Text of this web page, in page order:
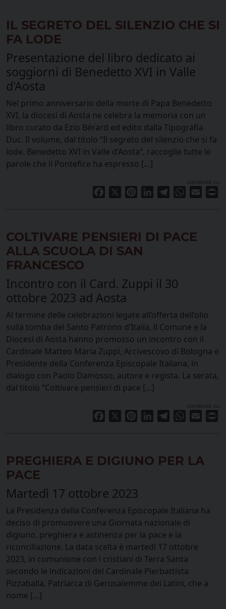
IL SEGRETO DEL SILENZIO CHE SI
FA LODE
Presentazione del libro dedicato ai
soggiorni di Benedetto XVI in Valle
d'Aosta
Nel primo anniversario della morte di Papa Benedetto
XVI, la diocesi di Aosta ne celebra la memoria con un
libro curato da Ezio Bérard ed edito dalla Tipografia
Duc. Il volume, dal titolo “Il segreto del silenzio che si fa
lode. Benedetto XVI in Valle d’Aosta“, raccoglie tutte le
parole che il Pontefice ha espresso […]
condividi su
Facebook PinterestLinkedInTelegramWhatsApp
Email
COLTIVARE PENSIERI DI PACE
ALLA SCUOLA DI SAN
FRANCESCO
Incontro con il Card. Zuppi il 30
ottobre 2023 ad Aosta
Al termine delle celebrazioni legate all’offerta dell’olio
sulla tomba del Santo Patrono d’Italia, il Comune e la
Diocesi di Aosta hanno promosso un incontro con il
Cardinale Matteo Maria Zuppi, Arcivescovo di Bologna e
Presidente della Conferenza Episcopale Italiana, in
dialogo con Paolo Damosso, autore e regista. La serata,
dal titolo “Coltivare pensieri di pace […]
condividi su
Facebook PinterestLinkedInTelegramWhatsApp
Email
PREGHIERA E DIGIUNO PER LA
PACE
Martedì 17 ottobre 2023
La Presidenza della Conferenza Episcopale Italiana ha
deciso di promuovere una Giornata nazionale di
digiuno, preghiera e astinenza per la pace e la
riconciliazione. La data scelta è martedì 17 ottobre
2023, in comunione con i cristiani di Terra Santa
secondo le indicazioni del Cardinale Pierbattista
Pizzaballa, Patriarca di Gerusalemme dei Latini, che a
nome […]